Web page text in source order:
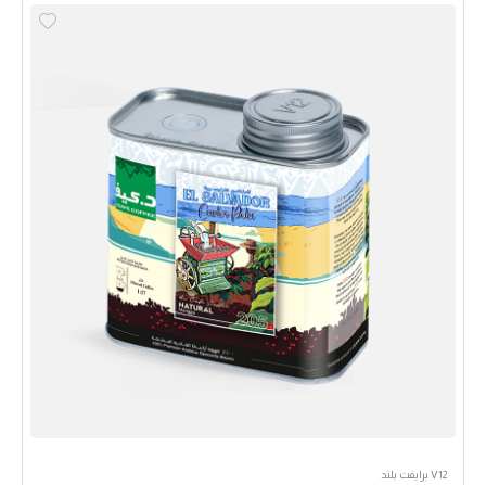
V12 برايفت بلند